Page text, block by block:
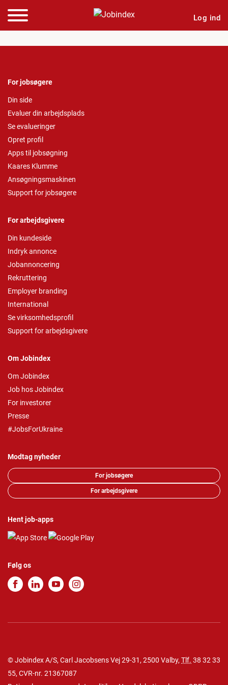
Log ind
For jobsøgere
Din side
Evaluer din arbejdsplads
Se evalueringer
Opret profil
Apps til jobsøgning
Kaares Klumme
Ansøgningsmaskinen
Support for jobsøgere
For arbejdsgivere
Din kundeside
Indryk annonce
Jobannoncering
Rekruttering
Employer branding
International
Se virksomhedsprofil
Support for arbejdsgivere
Om Jobindex
Om Jobindex
Job hos Jobindex
For investorer
Presse
#JobsForUkraine
Modtag nyheder
For jobsøgere
For arbejdsgivere
Hent job-apps
Følg os
© Jobindex A/S, Carl Jacobsens Vej 29-31, 2500 Valby, Tlf. 38 32 33
55, CVR-nr. 21367087